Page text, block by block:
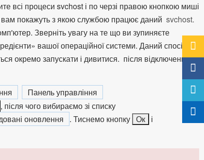
всі процеси svchost і по черзі правою кнопкою миші
покажуть з якою службою працює даний svchost.
Зверніть увагу на те що ви зупиняєте
вашої операційної системи. Даний спосіб не
окремо запускати і дивитися. після відключення
Панель управління
, після чого вибираємо зі списку
оновлення . Тиснемо кнопку Ок і